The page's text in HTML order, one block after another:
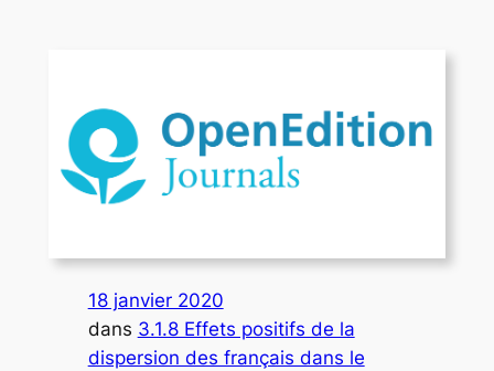
18 janvier 2020
dans 3.1.8 Effets positifs de la
dispersion des français dans le